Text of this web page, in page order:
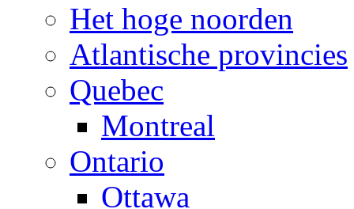
Het hoge noorden
Atlantische provincies
Quebec
Montreal
Ontario
Ottawa